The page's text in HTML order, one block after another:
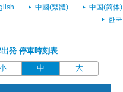
中國(繁體)
中国(简体)
한국
発 停車時刻表
中 大